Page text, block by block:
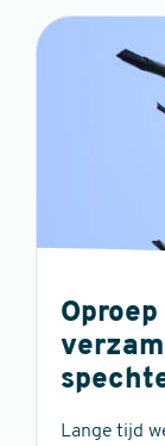
Lange tijd